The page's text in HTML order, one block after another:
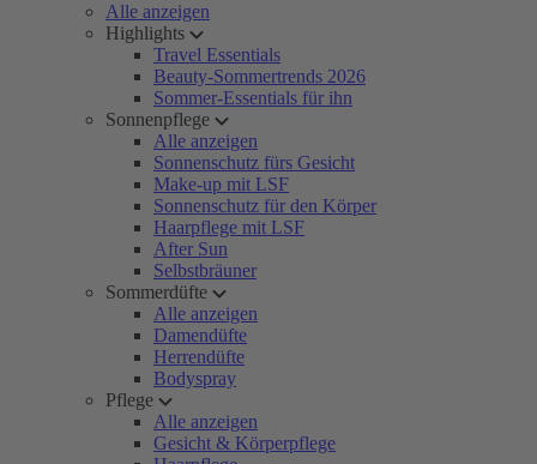
Alle anzeigen
Highlights
Travel Essentials
Beauty-Sommertrends 2026
Sommer-Essentials für ihn
Sonnenpflege
Alle anzeigen
Sonnenschutz fürs Gesicht
Make-up mit LSF
Sonnenschutz für den Körper
Haarpflege mit LSF
After Sun
Selbstbräuner
Sommerdüfte
Alle anzeigen
Damendüfte
Herrendüfte
Bodyspray
Pflege
Alle anzeigen
Gesicht & Körperpflege